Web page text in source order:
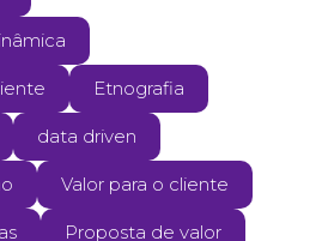
Etnografia
data driven
Valor para o cliente
Proposta de valor